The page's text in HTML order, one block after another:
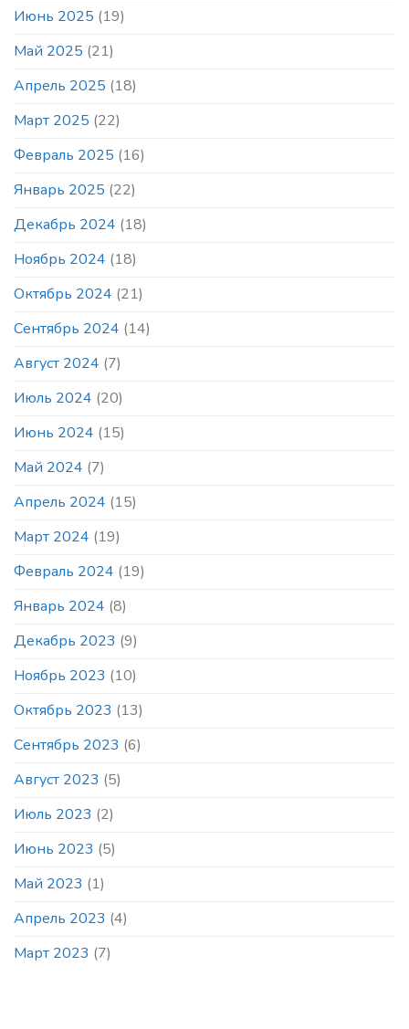
Июнь 2025 (19)
Май 2025 (21)
Апрель 2025 (18)
Март 2025 (22)
Февраль 2025 (16)
Январь 2025 (22)
Декабрь 2024 (18)
Ноябрь 2024 (18)
Октябрь 2024 (21)
Сентябрь 2024 (14)
Август 2024 (7)
Июль 2024 (20)
Июнь 2024 (15)
Май 2024 (7)
Апрель 2024 (15)
Март 2024 (19)
Февраль 2024 (19)
Январь 2024 (8)
Декабрь 2023 (9)
Ноябрь 2023 (10)
Октябрь 2023 (13)
Сентябрь 2023 (6)
Август 2023 (5)
Июль 2023 (2)
Июнь 2023 (5)
Май 2023 (1)
Апрель 2023 (4)
Март 2023 (7)